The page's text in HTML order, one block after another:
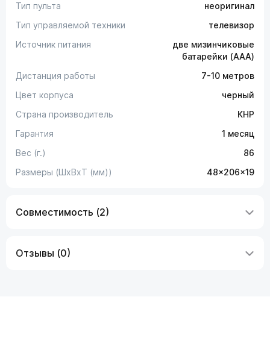
Тип пульта
неоригинал
Тип управляемой техники
телевизор
Источник питания
две мизинчиковые
батарейки (AAA)
Дистанция работы
7-10 метров
Цвет корпуса
черный
Страна производитель
КНР
Гарантия
1 месяц
Вес (г.)
86
Размеры (ШxВxТ (мм))
48x206x19
Совместимость (2)
Отзывы (0)